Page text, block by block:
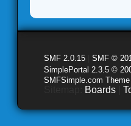
SMF 2.0.15 SMF ©
SimplePortal 2.3.5 ©
SMFSimple.com
Boards